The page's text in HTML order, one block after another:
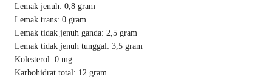
Lemak jenuh: 0,8 gram
Lemak trans: 0 gram
Lemak tidak jenuh ganda: 2,5 gram
Lemak tidak jenuh tunggal: 3,5 gram
Kolesterol: 0 mg
Karbohidrat total: 12 gram